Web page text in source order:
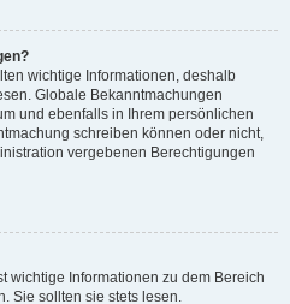
wichtige Informationen, deshalb
Globale Bekanntmachungen
und ebenfalls in Ihrem persönlichen
schreiben können oder nicht,
vergebenen Berechtigungen
wichtige Informationen zu dem Bereich
Sie sollten sie stets lesen.